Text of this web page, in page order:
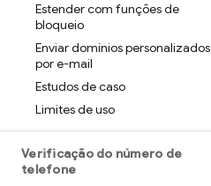
Estender com funções de
bloqueio
Enviar domínios personalizados
por e-mail
Estudos de caso
Limites de uso
Verificação do número de
telefone